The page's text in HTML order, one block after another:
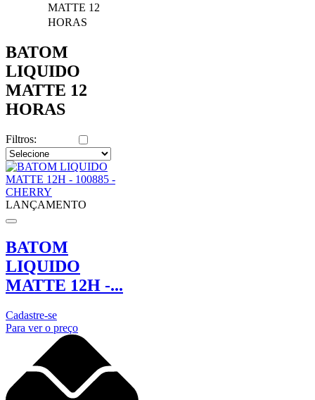
MATTE 12
HORAS
BATOM
LIQUIDO
MATTE 12
HORAS
Filtros:
LANÇAMENTO
BATOM
LIQUIDO
MATTE 12H -...
Cadastre-se
Para ver o preço